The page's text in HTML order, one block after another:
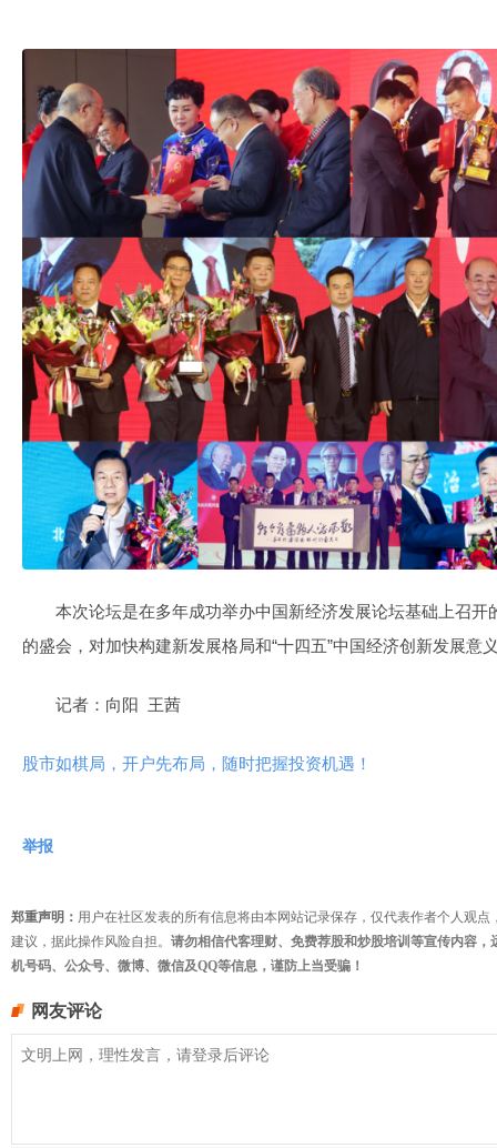
本次论坛是在多年成功举办中国新经济发展论坛基础上召
的盛会，对加快构建新发展格局和“十四五”中国经济创新发展意
记者：向阳 王茜
股市如棋局，开户先布局，随时把握投资机遇！
举报
郑重声明： 用户在社区发表的所有信息将由本网站记录保存，仅代表作者个人观
建议，据此操作风险自担。 请勿相信代客理财、免费荐股和炒股培训等宣传内容
机号码、公众号、微博、微信及QQ等信息，谨防上当受骗！
网友评论